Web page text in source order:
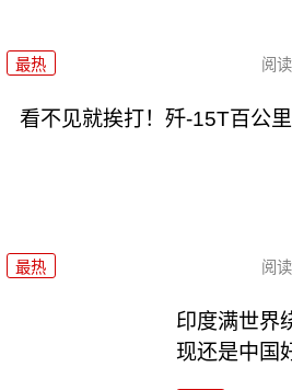
最热 阅读
看不见就挨打！歼-15T百公
最热 阅读
印度满世界
现还是中国